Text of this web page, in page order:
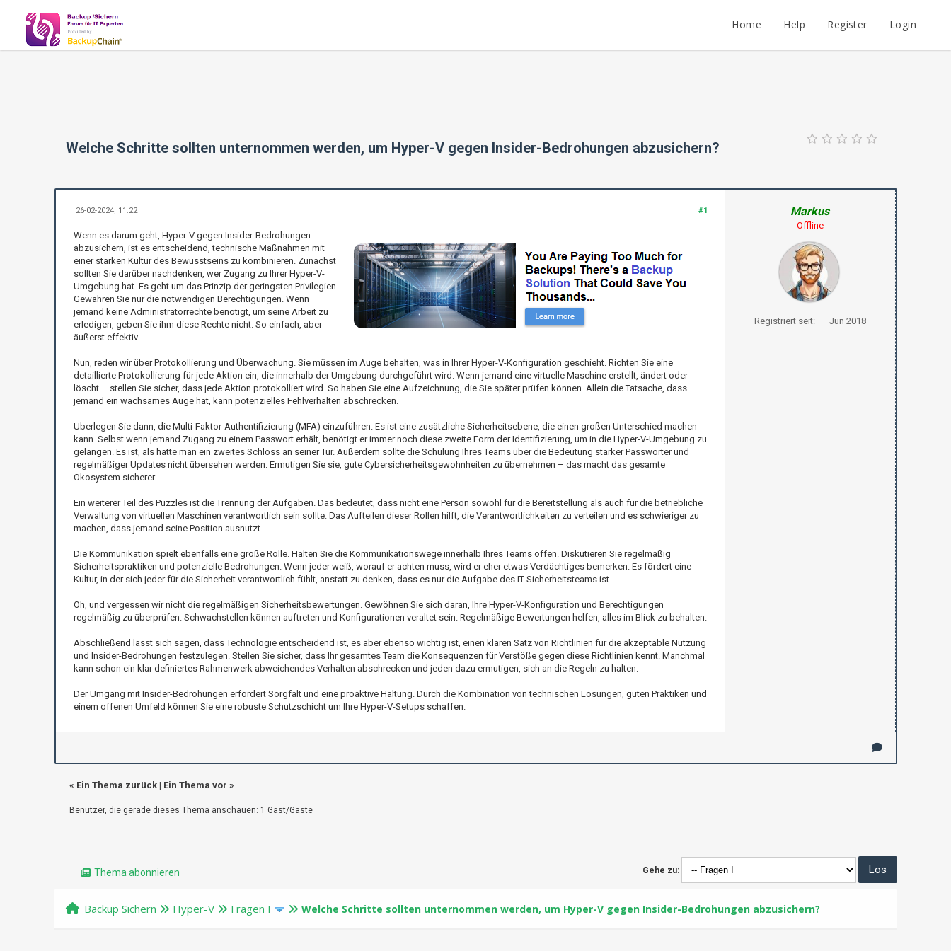
Home Help Register Login
Welche Schritte sollten unternommen werden, um Hyper-V gegen Insider-Bedrohungen abzusichern?
#1
26-02-2024, 11:22
Wenn es darum geht, Hyper-V gegen Insider-Bedrohungen
abzusichern, ist es entscheidend, technische Maßnahmen mit
einer starken Kultur des Bewusstseins zu kombinieren. Zunächst
sollten Sie darüber nachdenken, wer Zugang zu Ihrer Hyper-V-
Umgebung hat. Es geht um das Prinzip der geringsten Privilegien.
Gewähren Sie nur die notwendigen Berechtigungen. Wenn
jemand keine Administratorrechte benötigt, um seine Arbeit zu
erledigen, geben Sie ihm diese Rechte nicht. So einfach, aber
äußerst effektiv.
Nun, reden wir über Protokollierung und Überwachung. Sie müssen im Auge behalten, was in Ihrer Hyper-V-Konfiguration geschieht. Richten Sie eine
detaillierte Protokollierung für jede Aktion ein, die innerhalb der Umgebung durchgeführt wird. Wenn jemand eine virtuelle Maschine erstellt, ändert oder
löscht – stellen Sie sicher, dass jede Aktion protokolliert wird. So haben Sie eine Aufzeichnung, die Sie später prüfen können. Allein die Tatsache, dass
jemand ein wachsames Auge hat, kann potenzielles Fehlverhalten abschrecken.
Überlegen Sie dann, die Multi-Faktor-Authentifizierung (MFA) einzuführen. Es ist eine zusätzliche Sicherheitsebene, die einen großen Unterschied machen
kann. Selbst wenn jemand Zugang zu einem Passwort erhält, benötigt er immer noch diese zweite Form der Identifizierung, um in die Hyper-V-Umgebung zu
gelangen. Es ist, als hätte man ein zweites Schloss an seiner Tür. Außerdem sollte die Schulung Ihres Teams über die Bedeutung starker Passwörter und
regelmäßiger Updates nicht übersehen werden. Ermutigen Sie sie, gute Cybersicherheitsgewohnheiten zu übernehmen – das macht das gesamte
Ökosystem sicherer.
Ein weiterer Teil des Puzzles ist die Trennung der Aufgaben. Das bedeutet, dass nicht eine Person sowohl für die Bereitstellung als auch für die betriebliche
Verwaltung von virtuellen Maschinen verantwortlich sein sollte. Das Aufteilen dieser Rollen hilft, die Verantwortlichkeiten zu verteilen und es schwieriger zu
machen, dass jemand seine Position ausnutzt.
Die Kommunikation spielt ebenfalls eine große Rolle. Halten Sie die Kommunikationswege innerhalb Ihres Teams offen. Diskutieren Sie regelmäßig
Sicherheitspraktiken und potenzielle Bedrohungen. Wenn jeder weiß, worauf er achten muss, wird er eher etwas Verdächtiges bemerken. Es fördert eine
Kultur, in der sich jeder für die Sicherheit verantwortlich fühlt, anstatt zu denken, dass es nur die Aufgabe des IT-Sicherheitsteams ist.
Oh, und vergessen wir nicht die regelmäßigen Sicherheitsbewertungen. Gewöhnen Sie sich daran, Ihre Hyper-V-Konfiguration und Berechtigungen
regelmäßig zu überprüfen. Schwachstellen können auftreten und Konfigurationen veraltet sein. Regelmäßige Bewertungen helfen, alles im Blick zu behalten.
Abschließend lässt sich sagen, dass Technologie entscheidend ist, es aber ebenso wichtig ist, einen klaren Satz von Richtlinien für die akzeptable Nutzung
und Insider-Bedrohungen festzulegen. Stellen Sie sicher, dass Ihr gesamtes Team die Konsequenzen für Verstöße gegen diese Richtlinien kennt. Manchmal
kann schon ein klar definiertes Rahmenwerk abweichendes Verhalten abschrecken und jeden dazu ermutigen, sich an die Regeln zu halten.
Der Umgang mit Insider-Bedrohungen erfordert Sorgfalt und eine proaktive Haltung. Durch die Kombination von technischen Lösungen, guten Praktiken und
einem offenen Umfeld können Sie eine robuste Schutzschicht um Ihre Hyper-V-Setups schaffen.
Markus
Offline
Registriert seit: Jun 2018
« Ein Thema zurück| Ein Thema vor »
Benutzer, die gerade dieses Thema anschauen: 1 Gast/Gäste
Thema abonnieren Gehe zu:
Backup Sichern Hyper-V Fragen I Welche Schritte sollten unternommen werden, um Hyper-V gegen Insider-Bedrohungen abzusichern?